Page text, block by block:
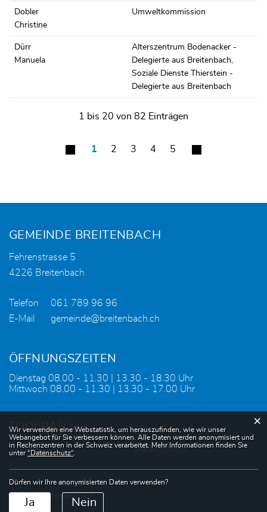
Dobler
Christine
Umweltkommission
Dürr
Manuela
Alterszentrum Bodenacker -
Delegierte aus Breitenbach,
Soziale Dienste Thierstein -
Delegierte aus Breitenbach
1 bis 20 von 82 Einträgen
1 2 3 4 5
Fusszeile
GEMEINDE BREITENBACH
Fehrenstrasse 5
4226 Breitenbach
Telefon
061 789 96 96
E-Mail
gemeinde@breitenbach.ch
ÖFFNUNGSZEITEN
Dienstag 08.00 - 11.30 | 13.30 - 18.30 Uhr
Mittwoch 08.00 - 11.30 | 13.30 - 17.00 Uhr
TOOLBAR
Impressum Datenschutz
© 2026 Breitenbach
Webstatistik
Wir verwenden eine Webstatistik, um herauszufinden, wie wir unser
Webangebot für Sie verbessern können. Alle Daten werden anonymisiert und
in Rechenzentren in der Schweiz verarbeitet. Mehr Informationen finden Sie
unter“Datenschutz“.
Dürfen wir Ihre anonymisierten Daten verwenden?
Ja Nein
×